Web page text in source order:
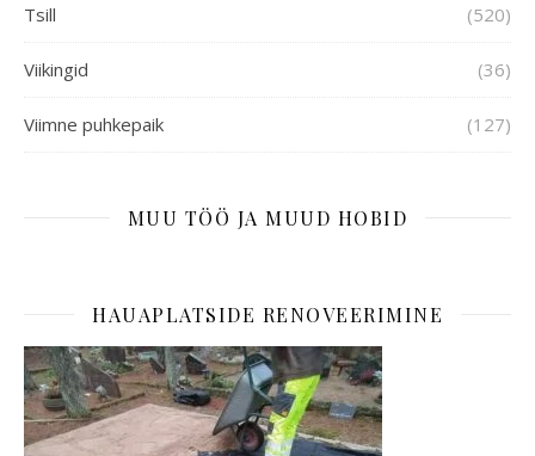
Tsill (520)
Viikingid (36)
Viimne puhkepaik (127)
MUU TÖÖ JA MUUD HOBID
HAUAPLATSIDE RENOVEERIMINE